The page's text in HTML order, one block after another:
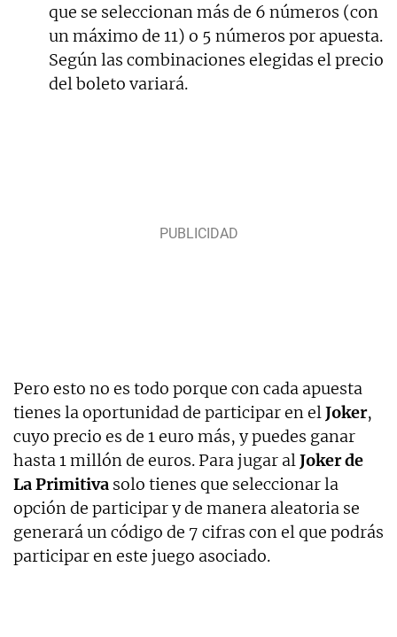
que se seleccionan más de 6 números (con
un máximo de 11) o 5 números por apuesta.
Según las combinaciones elegidas el precio
del boleto variará.
Pero esto no es todo porque con cada apuesta
tienes la oportunidad de participar en elJoker,
cuyo precio es de 1 euro más, y puedes ganar
hasta 1 millón de euros. Para jugar alJoker de
La Primitiva solo tienes que seleccionar la
opción de participar y de manera aleatoria se
generará un código de 7 cifras con el que podrás
participar en este juego asociado.